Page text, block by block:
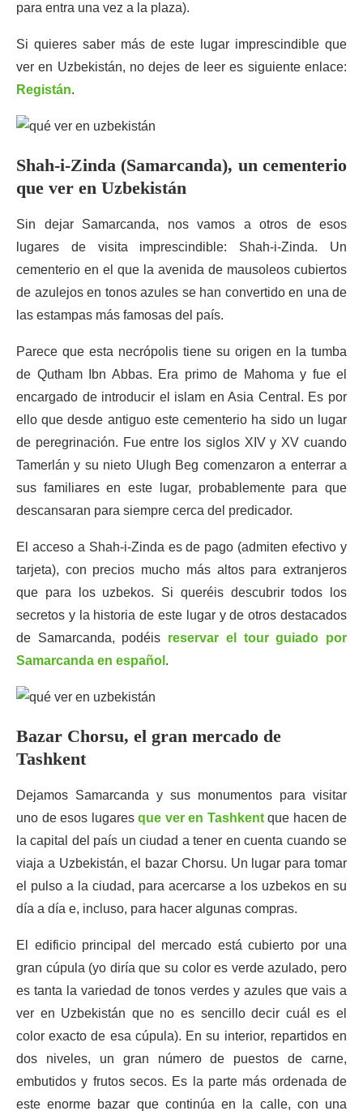
para entra una vez a la plaza).
Si quieres saber más de este lugar imprescindible que
ver en Uzbekistán, no dejes de leer es siguiente enlace:
Registán.
Shah-i-Zinda (Samarcanda), un cementerio
que ver en Uzbekistán
Sin dejar Samarcanda, nos vamos a otros de esos
lugares de visita imprescindible: Shah-i-Zinda. Un
cementerio en el que la avenida de mausoleos cubiertos
de azulejos en tonos azules se han convertido en una de
las estampas más famosas del país.
Parece que esta necrópolis tiene su origen en la tumba
de Qutham Ibn Abbas. Era primo de Mahoma y fue el
encargado de introducir el islam en Asia Central. Es por
ello que desde antiguo este cementerio ha sido un lugar
de peregrinación. Fue entre los siglos XIV y XV cuando
Tamerlán y su nieto Ulugh Beg comenzaron a enterrar a
sus familiares en este lugar, probablemente para que
descansaran para siempre cerca del predicador.
El acceso a Shah-i-Zinda es de pago (admiten efectivo y
tarjeta), con precios mucho más altos para extranjeros
que para los uzbekos. Si queréis descubrir todos los
secretos y la historia de este lugar y de otros destacados
de Samarcanda, podéis reservar el tour guiado por
Samarcanda en español .
Bazar Chorsu, el gran mercado de
Tashkent
Dejamos Samarcanda y sus monumentos para visitar
uno de esos lugares que ver en Tashkentque hacen de
la capital del país un ciudad a tener en cuenta cuando se
viaja a Uzbekistán, el bazar Chorsu. Un lugar para tomar
el pulso a la ciudad, para acercarse a los uzbekos en su
día a día e, incluso, para hacer algunas compras.
El edificio principal del mercado está cubierto por una
gran cúpula (yo diría que su color es verde azulado, pero
es tanta la variedad de tonos verdes y azules que vais a
ver en Uzbekistán que no es sencillo decir cuál es el
color exacto de esa cúpula). En su interior, repartidos en
dos niveles, un gran número de puestos de carne,
embutidos y frutos secos. Es la parte más ordenada de
este enorme bazar que continúa en la calle, con una